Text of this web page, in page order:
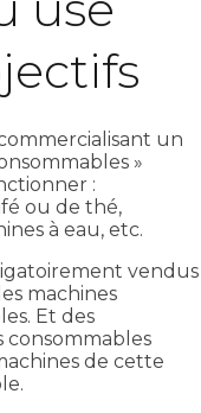
un
»
:
ou de thé,
à eau, etc.
vendus
machines
Et des
de cette